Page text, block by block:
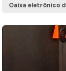
Caixa eletrônico